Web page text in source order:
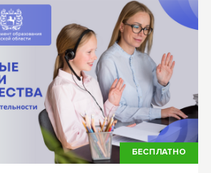
БЕСПЛАТНО